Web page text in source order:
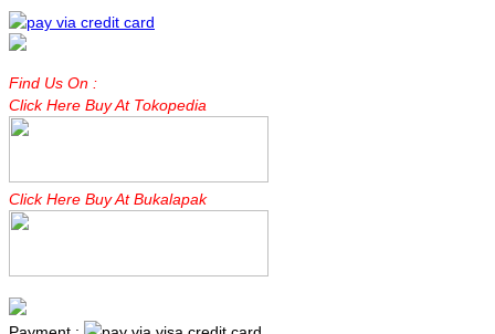
Find Us On :
Click Here Buy At Tokopedia
Click Here Buy At Bukalapak